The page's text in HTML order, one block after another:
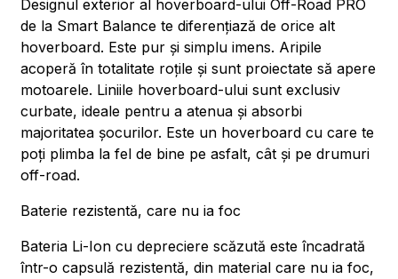
Designul exterior al hoverboard-ului Off-Road PRO
de la Smart Balance te diferențiază de orice alt
hoverboard. Este pur și simplu imens. Aripile
acoperă în totalitate roțile și sunt proiectate să apere
motoarele. Liniile hoverboard-ului sunt exclusiv
curbate, ideale pentru a atenua și absorbi
majoritatea șocurilor. Este un hoverboard cu care te
poți plimba la fel de bine pe asfalt, cât și pe drumuri
off-road.
Baterie rezistentă, care nu ia foc
Bateria Li-Ion cu depreciere scăzută este încadrată
într-o capsulă rezistentă, din material care nu ia foc,